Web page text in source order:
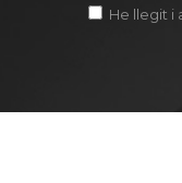
He llegit i